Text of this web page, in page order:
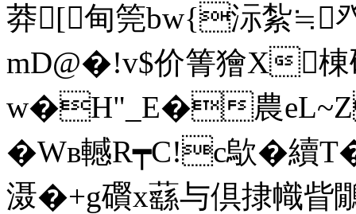
莽[甸筦bw{沶紮≒
mD@�!v$价箐獪X棟
w�H"_E�農
�Wв轗R┯C!c歍�續
滠�+g礥x蘨与倶捸幟眥